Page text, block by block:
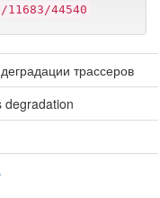
44540
трассеров
degradation